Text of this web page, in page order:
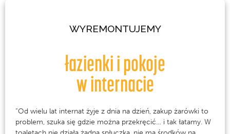
WYREMONTUJEMY
łazienki i pokoje
w internacie
“Od wielu lat internat żyje z dnia na dzień, zakup żarówki to
problem, szuka się gdzie można przekręcić… i tak łatamy. W